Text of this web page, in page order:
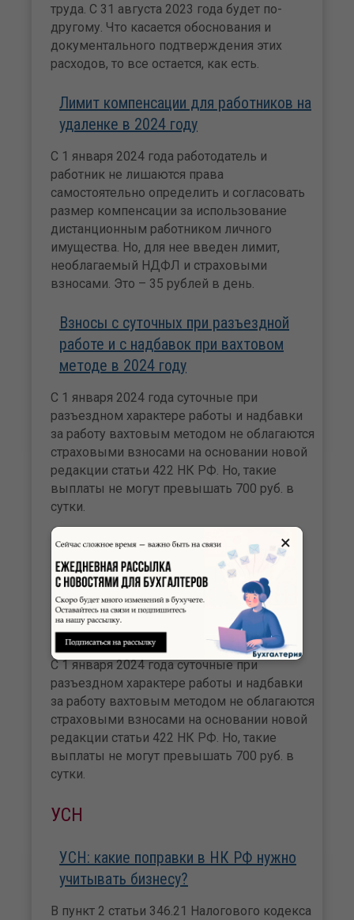
труда. С 31 августа 2023 года будет по-
другому. Что касается обоснования и
документального подтверждения этих
расходов, то все остается, как есть.
Лимит компенсации для работников на
удаленке в 2024 году
С 1 января 2024 года работодатель и
работник не лишаются права
самостоятельно определить и согласовать
размер компенсации за использование
дистанционным работником личного
имущества. Но, для нее введен лимит,
необлагаемый НДФЛ и страховыми
взносами. Это – 35 рублей в день.
Взносы с суточных при разъездной
работе и с надбавок при вахтовом
методе в 2024 году
С 1 января 2024 года суточные при
разъездном характере работы и надбавки
за работу вахтовым методом не облагаются
страховыми взносами на основании новой
редакции статьи 422 НК РФ. Но, такие
выплаты не могут превышать 700 руб. в
сутки.
Страховые взносы
Взносы с суточных при разъездной
работе и с надбавок при вахтовом
методе в 2024 году
С 1 января 2024 года суточные при
разъездном характере работы и надбавки
за работу вахтовым методом не облагаются
страховыми взносами на основании новой
редакции статьи 422 НК РФ. Но, такие
выплаты не могут превышать 700 руб. в
сутки.
УСН
УСН: какие поправки в НК РФ нужно
учитывать бизнесу?
В пункт 2 статьи 346.21 Налогового кодекса
×